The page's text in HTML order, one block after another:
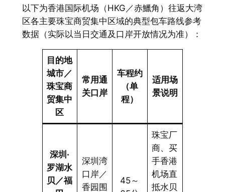
以下为香港国际机场（HKG／赤鱲角）往返大湾
区各主要珠宝商贸集中区域的典型包车路线参考
数据（实际以当日交通及口岸开放情况为准）：
目的地
城市／
珠宝商
贸集中
区
常用通
关口岸
车程约
（单
程）
适用场
景说明
深圳·
罗湖水
贝／福
深圳湾
口岸／
香园围
45～
珠宝厂
商、买
手香港
机场直
抵水贝